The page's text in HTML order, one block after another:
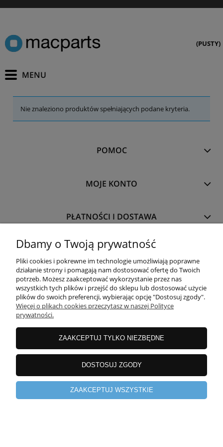
(PUSTY)
Nie znaleziono produktów spełniających podane kryteria.
POMOC
MOJE KONTO
PŁATNOŚCI I DOSTAWA
O NAS
pokaż pełną wersję strony
Sklep internetowy Shoper.pl
Dbamy o Twoją prywatność
Pliki cookies i pokrewne im technologie umożliwiają poprawne
działanie strony i pomagają nam dostosować ofertę do Twoich
potrzeb. Możesz zaakceptować wykorzystanie przez nas
wszystkich tych plików i przejść do sklepu lub dostosować użycie
plików do swoich preferencji, wybierając opcję "Dostosuj zgody".
Więcej o plikach cookies przeczytasz w naszej Polityce
prywatności.
ZAAKCEPTUJ TYLKO NIEZBĘDNE
DOSTOSUJ ZGODY
ZAAKCEPTUJ WSZYSTKIE